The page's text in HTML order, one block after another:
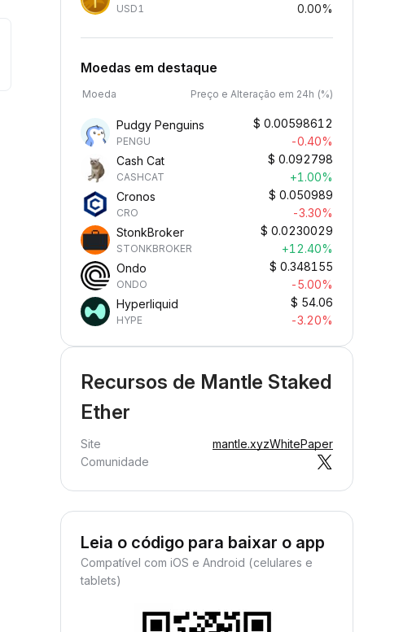
USD1
0.00%
Moedas em destaque
Moeda Preço e Alteração em 24h (%)
Pudgy Penguins
PENGU
$ 0.00598612
-0.40%
Cash Cat
CASHCAT
$ 0.092798
+1.00%
Cronos
CRO
$ 0.050989
-3.30%
StonkBroker
STONKBROKER
$ 0.0230029
+12.40%
Ondo
ONDO
$ 0.348155
-5.00%
Hyperliquid
HYPE
$ 54.06
-3.20%
Recursos de Mantle Staked
Ether
Site mantle.xyzWhitePaper
Comunidade
Leia o código para baixar o app
Compatível com iOS e Android (celulares e
tablets)